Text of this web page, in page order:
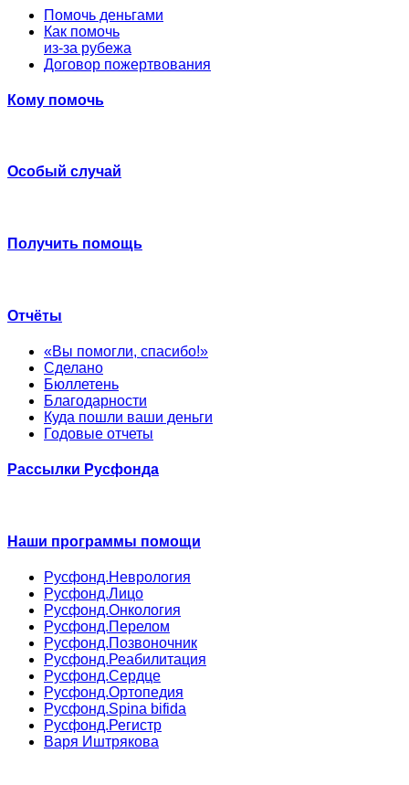
Помочь деньгами
Как помочь
из-за рубежа
Договор пожертвования
Кому помочь
Особый случай
Получить помощь
Отчёты
«Вы помогли, спасибо!»
Сделано
Бюллетень
Благодарности
Куда пошли ваши деньги
Годовые отчеты
Рассылки Русфонда
Наши программы помощи
Русфонд.Неврология
Русфонд.Лицо
Русфонд.Онкология
Русфонд.Перелом
Русфонд.Позвоночник
Русфонд.Реабилитация
Русфонд.Сердце
Русфонд.Ортопедия
Русфонд.Spina bifida
Русфонд.Регистр
Варя Иштрякова